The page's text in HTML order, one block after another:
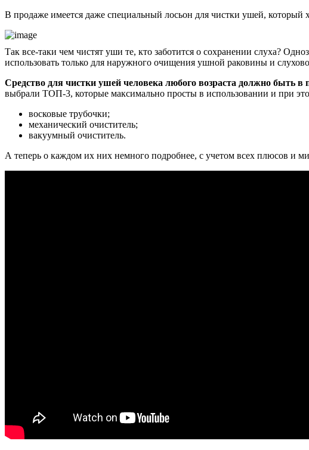
В продаже имеется даже специальный лосьон для чистки ушей, который
Так все-таки чем чистят уши те, кто заботится о сохранении слуха?
использовать только для наружного очищения ушной раковины и
Средство для чистки ушей человека любого возраста должно быть в
выбрали ТОП-3, которые максимально просты в использовании и при
восковые трубочки;
механический очиститель;
вакуумный очиститель.
А теперь о каждом их них немного подробнее, с учетом всех плюсов и